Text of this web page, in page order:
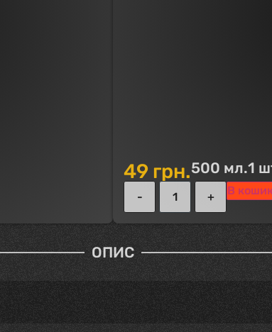
49 грн.500 мл.1
В
ОПИС